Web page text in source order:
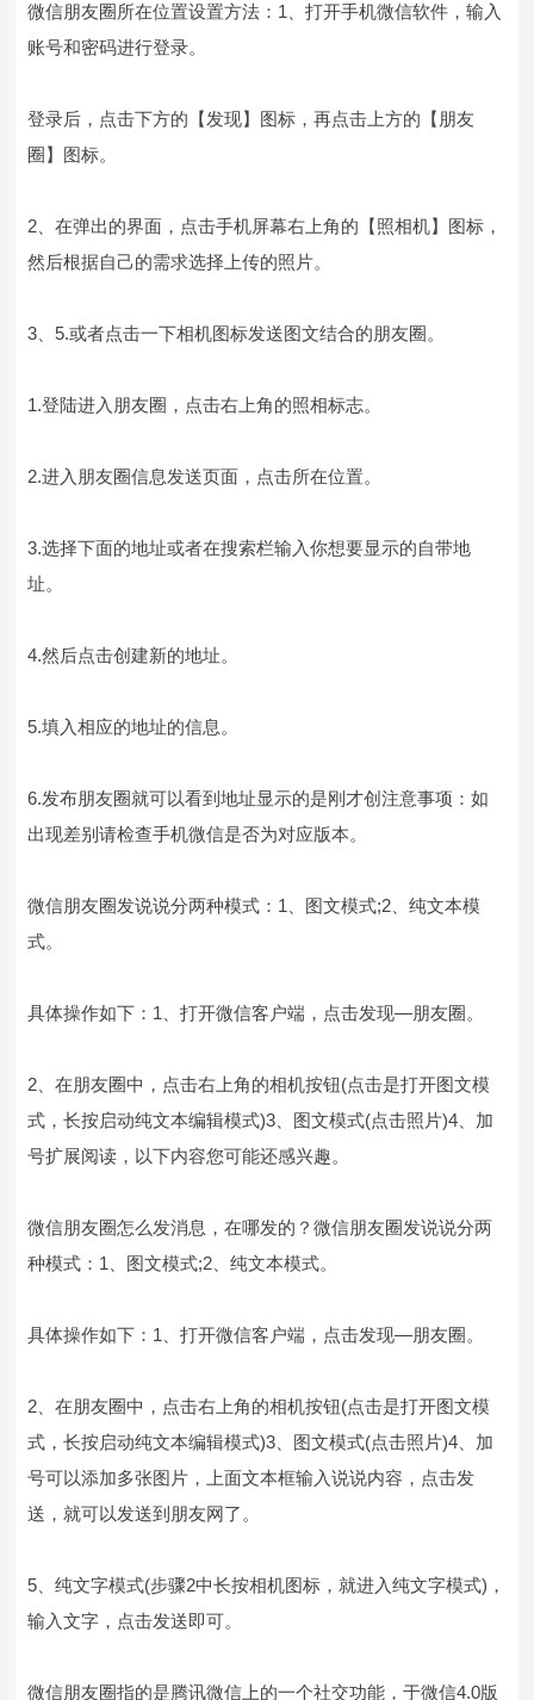
微信朋友圈所在位置设置方法：1、打开手机微信软件，输入
账号和密码进行登录。
登录后，点击下方的【发现】图标，再点击上方的【朋友
圈】图标。
2、在弹出的界面，点击手机屏幕右上角的【照相机】图标，
然后根据自己的需求选择上传的照片。
3、5.或者点击一下相机图标发送图文结合的朋友圈。
1.登陆进入朋友圈，点击右上角的照相标志。
2.进入朋友圈信息发送页面，点击所在位置。
3.选择下面的地址或者在搜索栏输入你想要显示的自带地
址。
4.然后点击创建新的地址。
5.填入相应的地址的信息。
6.发布朋友圈就可以看到地址显示的是刚才创注意事项：如
出现差别请检查手机微信是否为对应版本。
微信朋友圈发说说分两种模式：1、图文模式;2、纯文本模
式。
具体操作如下：1、打开微信客户端，点击发现—朋友圈。
2、在朋友圈中，点击右上角的相机按钮(点击是打开图文模
式，长按启动纯文本编辑模式)3、图文模式(点击照片)4、加
号扩展阅读，以下内容您可能还感兴趣。
微信朋友圈怎么发消息，在哪发的？微信朋友圈发说说分两
种模式：1、图文模式;2、纯文本模式。
具体操作如下：1、打开微信客户端，点击发现—朋友圈。
2、在朋友圈中，点击右上角的相机按钮(点击是打开图文模
式，长按启动纯文本编辑模式)3、图文模式(点击照片)4、加
号可以添加多张图片，上面文本框输入说说内容，点击发
送，就可以发送到朋友网了。
5、纯文字模式(步骤2中长按相机图标，就进入纯文字模式)，
输入文字，点击发送即可。
微信朋友圈指的是腾讯微信上的一个社交功能，于微信4.0版